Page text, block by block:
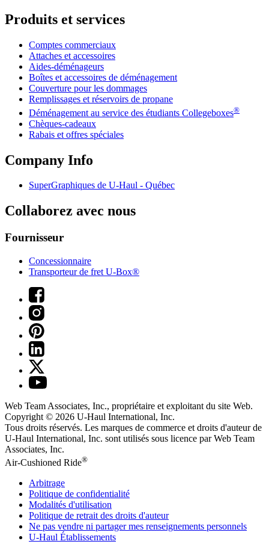
Produits et services
Comptes commerciaux
Attaches et accessoires
Aides-déménageurs
Boîtes et accessoires de déménagement
Couverture pour les dommages
Remplissages et réservoirs de propane
Déménagement au service des étudiants Collegeboxes®
Chèques-cadeaux
Rabais et offres spéciales
Company Info
SuperGraphiques de U-Haul - Québec
Collaborez avec nous
Fournisseur
Concessionnaire
Transporteur de fret U-Box®
Web Team Associates, Inc., propriétaire et exploitant du site Web.
Copyright © 2026 U-Haul International, Inc.
Tous droits réservés. Les marques de commerce et droits d'auteur de
U-Haul International, Inc. sont utilisés sous licence par Web Team
Associates, Inc.
Air-Cushioned Ride®
Arbitrage
Politique de confidentialité
Modalités d'utilisation
Politique de retrait des droits d'auteur
Ne pas vendre ni partager mes renseignements personnels
U-Haul Établissements